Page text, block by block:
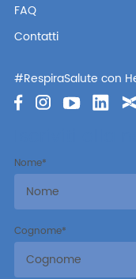
FAQ
Contatti
#RespiraSalute con
Nome*
Cognome*